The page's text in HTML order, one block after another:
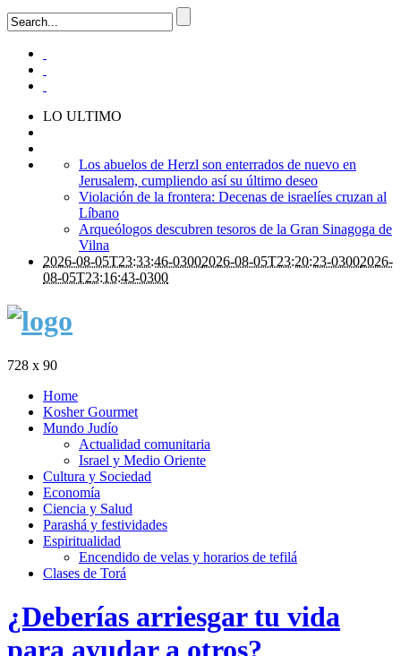
LO ULTIMO
Los abuelos de Herzl son enterrados de nuevo en
Jerusalem, cumpliendo así su último deseo
Violación de la frontera: Decenas de israelíes cruzan al
Líbano
Arqueólogos descubren tesoros de la Gran Sinagoga de
Vilna
2026-08-05T23:33:46-03002026-08-05T23:20:23-03002026-
08-05T23:16:43-0300
728 x 90
Home
Kosher Gourmet
Mundo Judío
Actualidad comunitaria
Israel y Medio Oriente
Cultura y Sociedad
Economía
Ciencia y Salud
Parashá y festividades
Espiritualidad
Encendido de velas y horarios de tefilá
Clases de Torá
¿Deberías arriesgar tu vida